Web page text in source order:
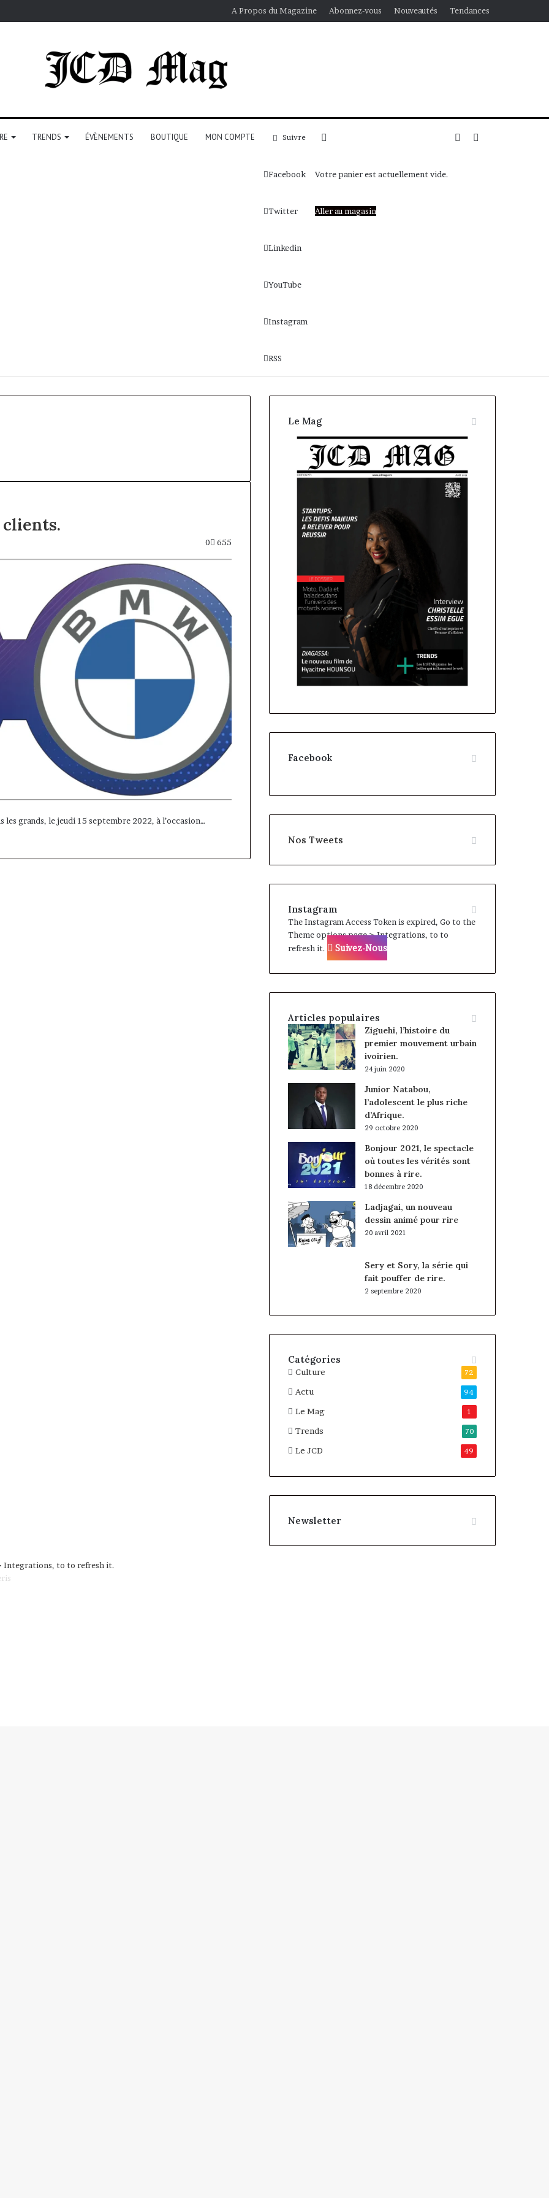
A Propos du Magazine Abonnez-vous Nouveautés Tendances
TRENDS ÉVÈNEMENTS BOUTIQUE MON COMPTE Article
votre
panier
Votre panier est actuellement vide.
Aller au magasin
Suivre
Facebook
Twitter
Linkedin
YouTube
Instagram
RSS
clients.
0 655
grands, le jeudi 15 septembre 2022, à l’occasion…
Le Mag
Facebook
Nos Tweets
Instagram
The Instagram Access Token is expired, Go to the
Theme options page > Integrations, to to
refresh it.
Suivez-Nous
Articles populaires
Ziguehi, l’histoire du
premier mouvement urbain
ivoirien.
24 juin 2020
Junior Natabou,
l’adolescent le plus riche
d’Afrique.
29 octobre 2020
Bonjour 2021, le spectacle
où toutes les vérités sont
bonnes à rire.
18 décembre 2020
Ladjagai, un nouveau
dessin animé pour rire
20 avril 2021
Sery et Sory, la série qui
fait pouffer de rire.
2 septembre 2020
Catégories
Culture 72
Actu 94
Le Mag 1
Trends 70
Le JCD 49
Newsletter
Integrations, to to refresh it.